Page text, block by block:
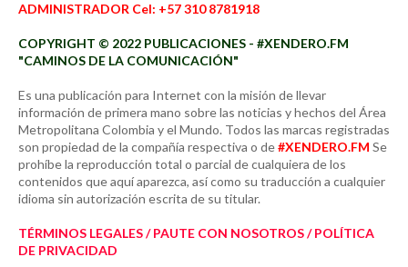
ADMINISTRADOR Cel: +57 310 8781918
COPYRIGHT © 2022 PUBLICACIONES - #XENDERO.FM
"CAMINOS DE LA COMUNICACIÓN"
Es una publicación para Internet con la misión de llevar
información de primera mano sobre las noticias y hechos del Área
Metropolitana Colombia y el Mundo. Todos las marcas registradas
son propiedad de la compañía respectiva o de#XENDERO.FM Se
prohíbe la reproducción total o parcial de cualquiera de los
contenidos que aquí aparezca, así como su traducción a cualquier
idioma sin autorización escrita de su titular.
TÉRMINOS LEGALES / PAUTE CON NOSOTROS / POLÍTICA
DE PRIVACIDAD